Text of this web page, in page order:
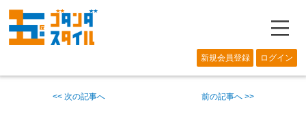
―
新規会員登録 ログイン
<< 次の記事へ 前の記事へ >>